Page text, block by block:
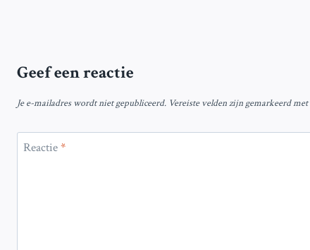
Geef een reactie
Je e-mailadres wordt niet gepubliceerd. Vereiste velden zijn gemarkeerd met
Reactie*